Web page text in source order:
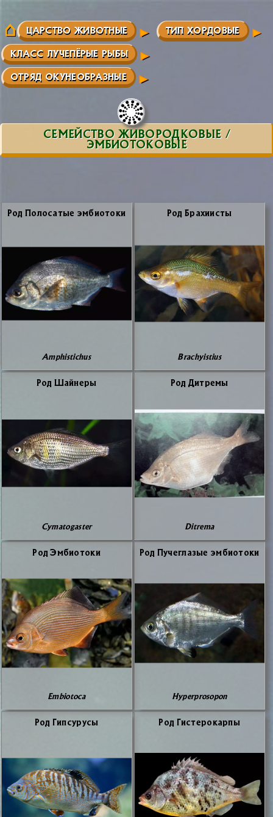
ЦАРСТВО ЖИВОТНЫЕ ТИП ХОРДОВЫЕ
КЛАСС ЛУЧЕПЁРЫЕ РЫБЫ
ОТРЯД ОКУНЕОБРАЗНЫЕ
СЕМЕЙСТВО ЖИВОРОДКОВЫЕ /
ЭМБИОТОКОВЫЕ
Род По­ло­са­тые эм­био­то­ки
Amphistichus
Род Бра­хи­и­сты
Brachyistius
Род Шай­не­ры
Cymatogaster
Род Дит­ре­мы
Ditrema
Род Эм­био­то­ки
Embiotoca
Род Пу­чегла­зые эм­био­то­ки
Hyperprosopon
Род Гип­су­ру­сы Род Ги­сте­ро­кар­пы